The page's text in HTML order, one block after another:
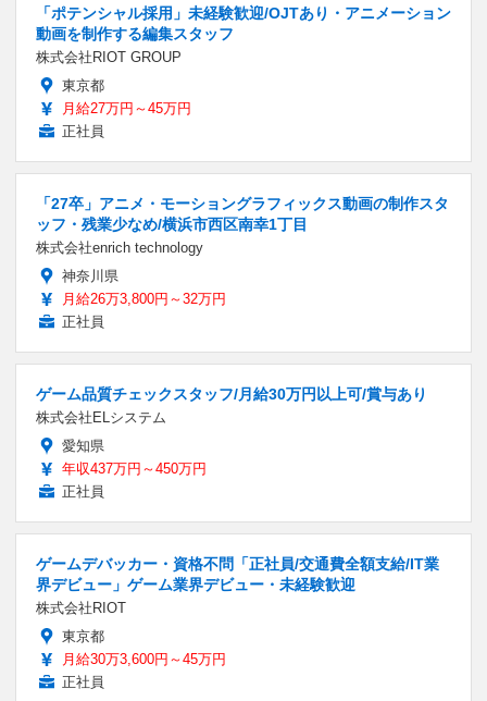
「ポテンシャル採用」未経験歓迎/OJTあり・アニメーション
動画を制作する編集スタッフ
株式会社RIOT GROUP
東京都
月給27万円～45万円
正社員
「27卒」アニメ・モーショングラフィックス動画の制作スタ
ッフ・残業少なめ/横浜市西区南幸1丁目
株式会社enrich technology
神奈川県
月給26万3,800円～32万円
正社員
ゲーム品質チェックスタッフ/月給30万円以上可/賞与あり
株式会社ELシステム
愛知県
年収437万円～450万円
正社員
ゲームデバッカー・資格不問「正社員/交通費全額支給/IT業
界デビュー」ゲーム業界デビュー・未経験歓迎
株式会社RIOT
東京都
月給30万3,600円～45万円
正社員